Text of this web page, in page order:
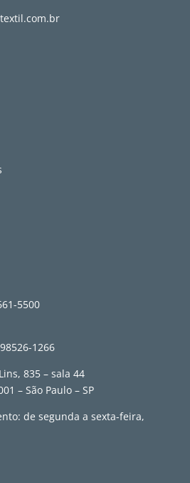
5500
1266
835 – sala 44
– São Paulo – SP
de segunda a sexta-feira,